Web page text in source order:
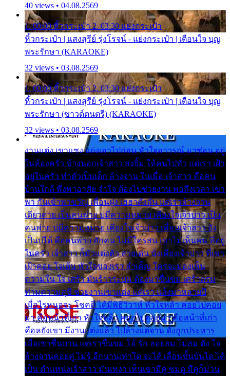
40 views • 04.08.2569
1. 00:00 หิ้วกระเป๋า 2. 03:30 แย่งกระเป๋า
หิ้วกระเป๋า | แสงสุรีย์ รุ่งโรจน์ - แย่งกระเป๋า | เตือนใจ บุญ
พระรักษา (KARAOKE)
32 views • 03.08.2569
1. 00:00 หิ้วกระเป๋า 2. 03:30 แย่งกระเป๋า
หิ้วกระเป๋า | แสงสุรีย์ รุ่งโรจน์ - แย่งกระเป๋า | เตือนใจ บุญ
พระรักษา (ซาวด์ดนตรี) (KARAOKE)
32 views • 03.08.2569
งานแต่ง เขาแซง แย่งเอาไปก่อน หัวใจอาวรณ์ มาซ่อน อยู่
ในห้องครัว ข้างนอกเจ้าสาว ส่งยิ้ม ให้คนไปทั่ว แต่เรา เฝ้า
อยู่ในครัว ทำตัวเป็นเด็ก ล้างจาน ในเมื่อ เจ้าสาว คือคน
บ้านใกล้ พึ่งพาอาศัย จำใจ ต้องไปช่วยงาน พอถึงเวลา เขา
พา กันเข้าพาขวัญ เพื่อนฝูง เฮฮาดังลั่น แต่เราล้างจาน
เดียวดาย เป็นคนพ่าย บ่มีความหมาย เคียงใจเจ้าบ่าว เป็น
คนพ่าย บ่มีความหมาย เคียงใจเจ้าบ่าว เพื่อนเจ้าสาว ยัง
เป็นบ่ได้ คือคนพ่าย ฮักคน ไม่มีใครสน เขาไม่เห็นคน ที่อยู่
ในครัว เจ้าสาว ก็มัวแต่งตัว สวยเด่น นั่งเคียงเจ้าบ่าว ที่เขา
เฝ้าคอย ใจเต้น หัวใจของเรา ลำเค็ญ ใครจะมองเห็น
ความใน ใจ เศร้า มันร้าวระบม ต้องมาขื่นขม เศร้าตรม
ท่ามความสุขี ช่วยงานเขาแต่ง แต่เรา แล้งมาหลายปี
เมื่อไรหนอจะ โชคดี ได้มีพิธีวิวาห์ หัวใจหล้า คอยไปคอย
มา คือหน้าที่เก่า หัวใจหล้า คอยไปคอยมา คือหน้าที่เก่า
คือหยังเขา มีงานแต่งแล้ว ไปล้างแต่จาน ดั่งถูกประหาร
เมื่อเขาชื่นบาน แต่เราขื่นขม โอ้ รัก ลอยลม ไม่สม ดัง ใจ
ล้างจานคอยคู่ ไม่รู้ อีกนานเท่าใด จะได้ เลื่อนขั้นบันได ได้
เป็น ตำแหน่งเจ้าสาว มันเหงา เห็นเขามีคู่ ซมดู มีคู่ก็ม่วน